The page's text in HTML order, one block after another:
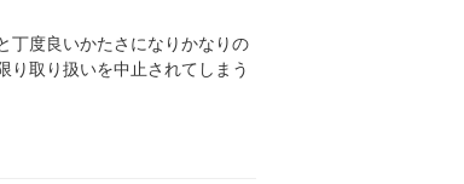
丁度良いかたさになりかなりの
り取り扱いを中止されてしまう